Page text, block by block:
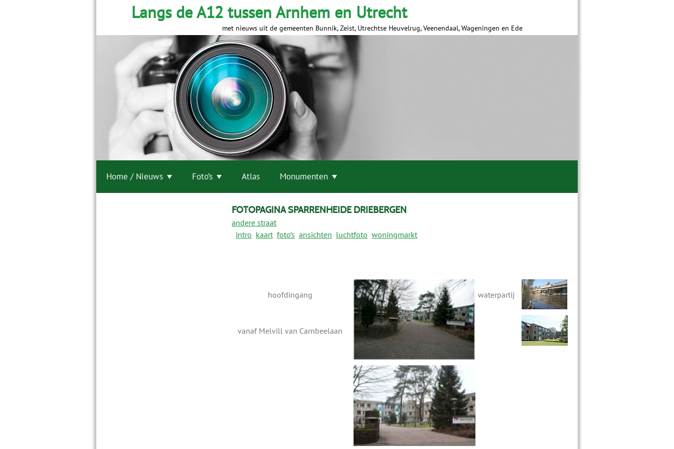
FOTOPAGINA SPARRENHEIDE DRIEBERGEN
andere straat
intro kaart foto’s ansichten luchtfoto woningmarkt
hoofdingang
vanaf Melvill van Carnbeelaan
waterpartij
Langs de A12 tussen Arnhem en Utrecht
met nieuws uit de gemeenten Bunnik, Zeist, Utrechtse Heuvelrug, Veenendaal, Wageningen en Ede
Home / Nieuws Foto’s Atlas Monumenten